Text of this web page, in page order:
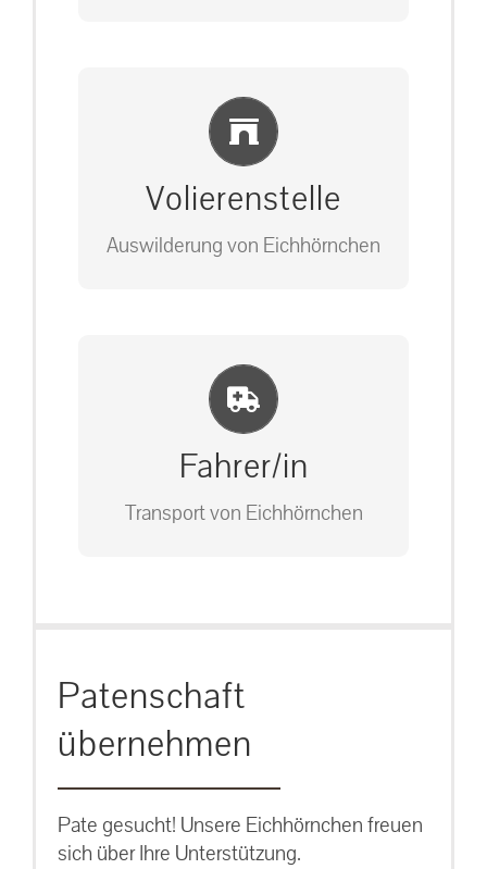
auf: 0162-7909946
Volierenstelle
Auswilderung von Eichhörnchen
Einlernung und Infos
Bitte unter unserem Büro anrufen
auf: 0162-7909946
Fahrer/in
Transport von Eichhörnchen
Einlernung und Infos
auf: 0162-7909946
Patenschaft
übernehmen
Pate gesucht! Unsere Eichhörnchen freuen
sich über Ihre Unterstützung.